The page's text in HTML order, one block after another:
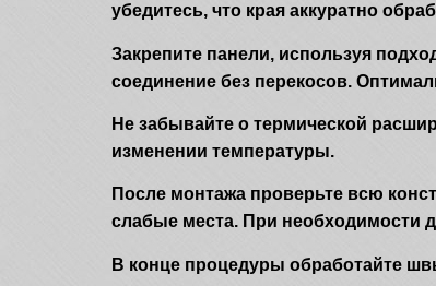
убедитесь, что края аккуратно
Закрепите панели, используя
соединение без перекосов.
Не забывайте о термической
изменении температуры.
После монтажа проверьте всю
слабые места. При необходимости
В конце процедуры обработайте